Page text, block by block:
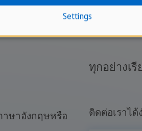
าษาอังกฤษหรือ
ทุกอย่างเ
ติดต่อเราไ
Settings